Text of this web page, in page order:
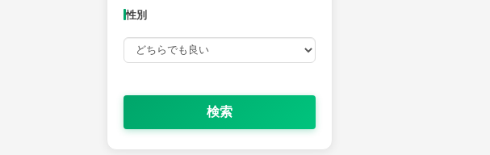
性別
検索